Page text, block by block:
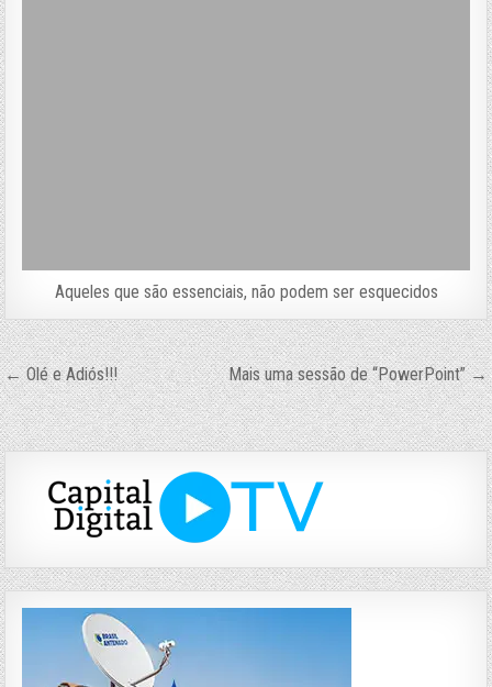
Aqueles que são essenciais, não podem ser esquecidos
Navegação
de
Post
← Olé e Adiós!!! Mais uma sessão de “PowerPoint” →